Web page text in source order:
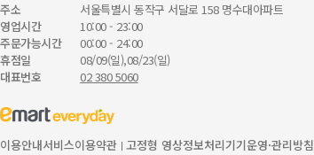
주소
서울특별시 동작구 서달로 158 명수대아파트
영업시간
10:00 - 23:00
주문가능시간
00:00 - 24:00
휴점일
08/09(일),08/23(일)
대표번호
02 380 5060
이용안내서비스이용약관 고정형 영상정보처리기기운영·관리방침